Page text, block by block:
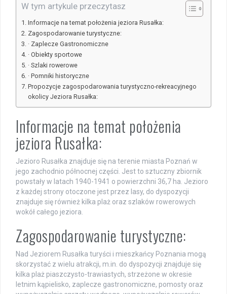
W tym artykule przeczytasz
Informacje na temat położenia jeziora Rusałka:
Zagospodarowanie turystyczne:
· Zaplecze Gastronomiczne
· Obiekty sportowe
· Szlaki rowerowe
· Pomniki historyczne
Propozycje zagospodarowania turystyczno-rekreacyjnego
okolicy Jeziora Rusałka:
Informacje na temat położenia
jeziora Rusałka:
Jezioro Rusałka znajduje się na terenie miasta Poznań w
jego zachodnio północnej części. Jest to sztuczny zbiornik
powstały w latach 1940-1941 o powierzchni 36,7 ha. Jezioro
z każdej strony otoczone jest przez lasy, do dyspozycji
znajduje się również kilka plaż oraz szlaków rowerowych
wokół całego jeziora.
Zagospodarowanie turystyczne:
Nad Jeziorem Rusałka turyści i mieszkańcy Poznania mogą
skorzystać z wielu atrakcji, m.in. do dyspozycji znajduje się
kilka plaż piaszczysto-trawiastych, strzeżone w okresie
letnim kąpielisko, zaplecze gastronomiczne, pomosty oraz